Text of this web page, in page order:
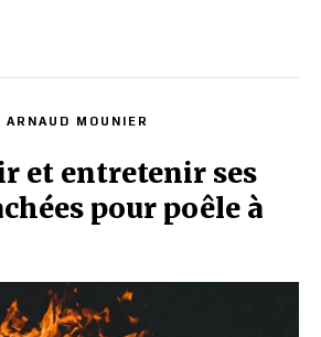
ARNAUD MOUNIER
et entretenir ses
pour poêle à